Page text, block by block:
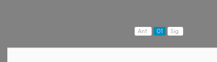
Ant. 01 Sig.